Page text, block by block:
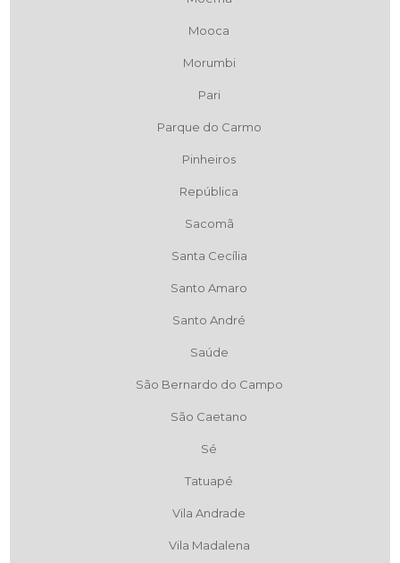
Mooca
Morumbi
Pari
Parque do Carmo
Pinheiros
República
Sacomã
Santa Cecília
Santo Amaro
Santo André
Saúde
São Bernardo do Campo
São Caetano
Sé
Tatuapé
Vila Andrade
Vila Madalena